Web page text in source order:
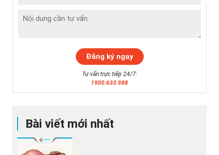
Bài viết mới nhất
Tư vấn trực tiếp 24/7:
1900.633.988